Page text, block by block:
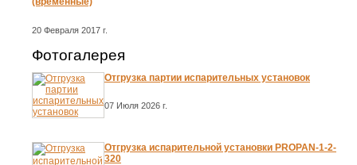
20 Февраля 2017 г.
Фотогалерея
Отгрузка партии испарительных установок
07 Июля 2026 г.
Отгрузка испарительной установки PROPAN-1-2-
320